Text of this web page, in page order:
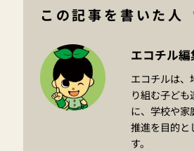
この記事を書いた人
エコチル編
エコチルは、
り組む子ど
に、学校や家
推進を目的と
す。